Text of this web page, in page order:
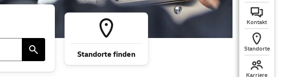
Kontakt
Standorte
Karriere
Standorte finden